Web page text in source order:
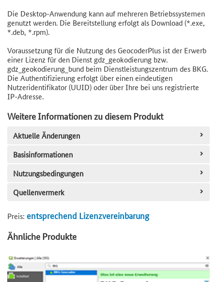
Die Desktop-Anwendung kann auf mehreren Betriebssystemen
genutzt werden. Die Bereitstellung erfolgt als Download (*.exe,
*.deb, *.rpm).
Voraussetzung für die Nutzung des GeocoderPlus ist der Erwerb
einer Lizenz für den Dienst gdz_geokodierung bzw.
gdz_geokodierung_bund beim Dienstleistungszentrum des BKG.
Die Authentifizierung erfolgt über einen eindeutigen
Nutzeridentifikator (UUID) oder über Ihre bei uns registrierte
IP-Adresse.
Weitere Informationen zu diesem Produkt
Aktuelle Änderungen
Basisinformationen
Nutzungsbedingungen
Quellenvermerk
Preis: entsprechend Lizenzvereinbarung
Ähnliche Produkte